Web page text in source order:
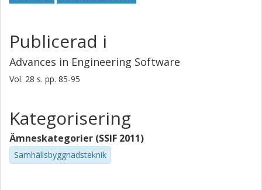
Publicerad i
Advances in Engineering Software
Vol. 28 s. pp. 85-95
Kategorisering
Ämneskategorier (SSIF 2011)
Samhällsbyggnadsteknik